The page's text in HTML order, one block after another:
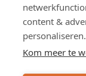
content &
personaliseren.
Kom meer te